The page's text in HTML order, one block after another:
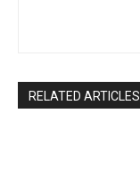
RELATED ARTICLES